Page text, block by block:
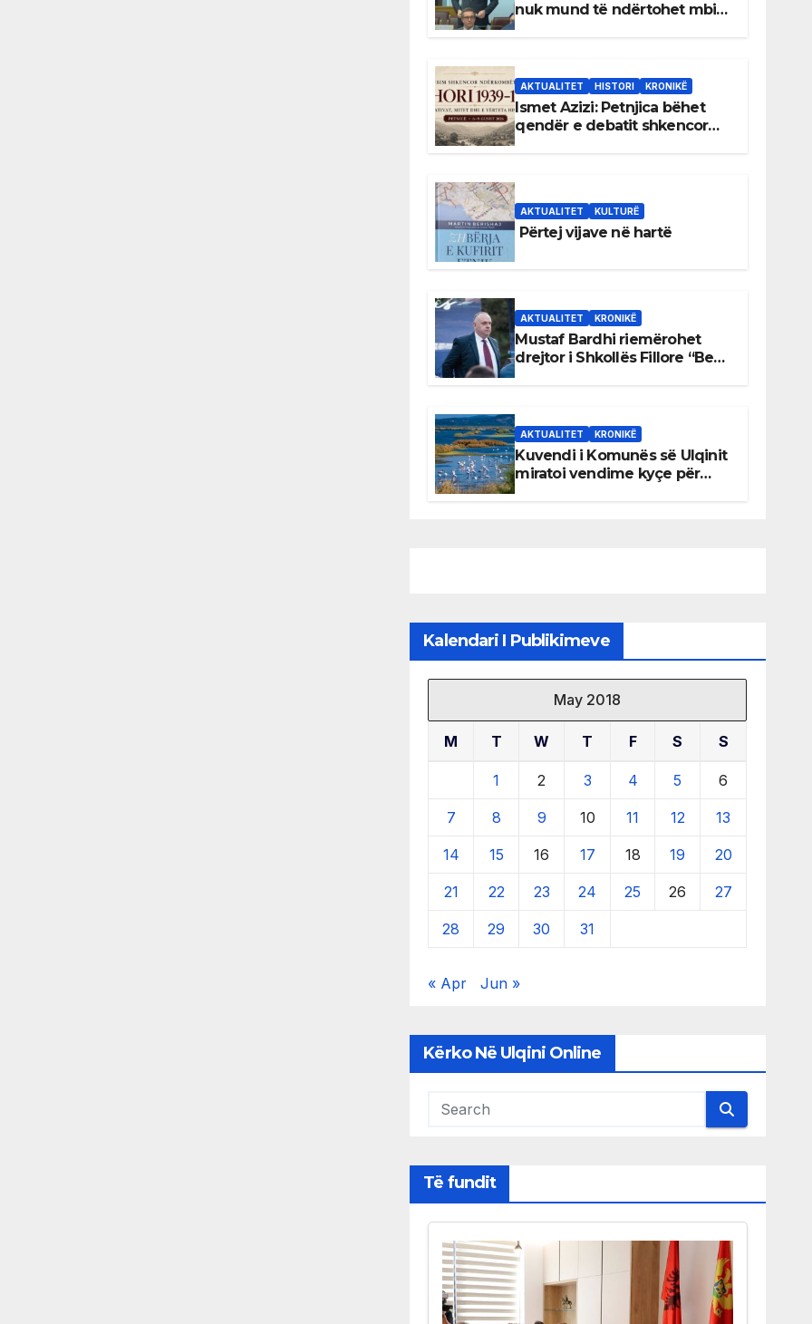
nuk mund të ndërtohet mbi
AKTUALITET HISTORI KRONIKË
Ismet Azizi: Petnjica bëhet
qendër e debatit shkencor
AKTUALITET KULTURË
Përtej vijave në hartë
AKTUALITET KRONIKË
Mustaf Bardhi riemërohet
drejtor i Shkollës Fillore “Bedri
AKTUALITET KRONIKË
Kuvendi i Komunës së Ulqinit
miratoi vendime kyçe për
Kalendari I Publikimeve
May 2018
M T W T F S S
1 2 3 4 5 6
7 8 9 10 11 12 13
14 15 16 17 18 19 20
21 22 23 24 25 26 27
28 29 30 31
« Apr Jun »
Kërko Në Ulqini Online
Të fundit